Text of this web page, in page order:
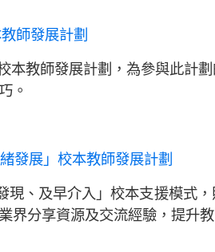
師發展計劃
本教師發展計劃，為參與此計
。
發展」校本教師發展計劃
現、及早介入」校本支援模式
界分享資源及交流經驗，提升